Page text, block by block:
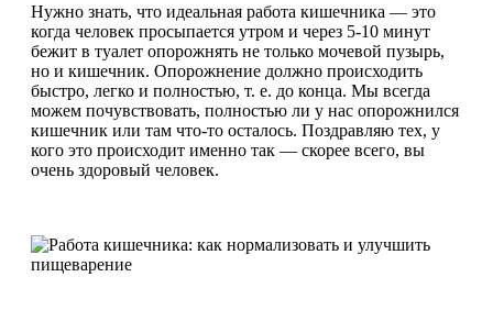
Нужно знать, что идеальная работа кишечника — это
когда человек просыпается утром и через 5-10 минут
бежит в туалет опорожнять не только мочевой пузырь,
но и кишечник. Опорожнение должно происходить
быстро, легко и полностью, т. е. до конца. Мы всегда
можем почувствовать, полностью ли у нас опорожнился
кишечник или там что-то осталось. Поздравляю тех, у
кого это происходит именно так — скорее всего, вы
очень здоровый человек.